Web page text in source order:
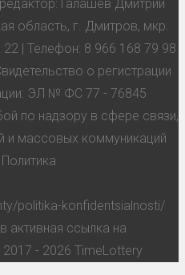
Галашев Дмитрий
область, г. Дмитров, мкр.
| Телефон: 8 966 168 79 98
о регистрации
ЭЛ № ФС 77 - 76845
по надзору в сфере связи,
и массовых коммуникаций
politika-konfidentsialnosti/
активная ссылка на
2017 - 2026 TimeLottery